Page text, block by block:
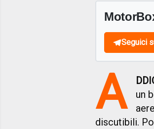
Seguici
A
un
discutibili.